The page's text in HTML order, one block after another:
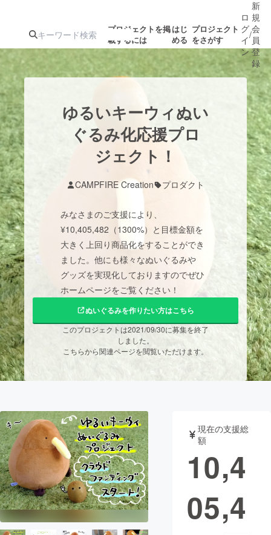
プロジェクトを掲
載するには
はじ
める
プロジェクト
をさがす
人気のプロ
ジェクト
ターン
ジェクト
ロジェクト
もうすぐ公開
されます
アート・写真
ゲーム・
映像・映画 書籍・雑誌
ビジネス・起業 チャレンジ
まちづくり・地域活性化
CAMPFIRE for Social GoodCAMPFIRE Creation
CAMPFIREふるさと納税machi-yaコミュニティ
ロ
グ
イ
ン
/
新
規
会
員
登
録
ゆるいキーウィぬい
ぐるみ化応援プロ
ジェクト！
CAMPFIRE Creation プロダクト
みなさまのご支援により、
¥10,405,482（1300%）と目標金額を
大きく上回り商品化をすることができ
ました。他にも様々なぬいぐるみや
グッズを実現化しておりますのでぜひ
ホームページをご覧ください！
ぬいぐるみを作りたい方はこちら
このプロジェクトは2021/09/30に募集を終了
しました。
こちらから関連ページを閲覧いただけます。
現在の支援総
額
10,4
05,4